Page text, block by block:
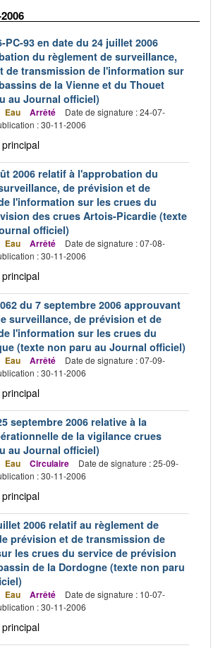
PC-93 en date du 24 juillet 2006
du règlement de surveillance,
de transmission de l'information sur
de la Vienne et du Thouet
au Journal officiel)
Eau Arrêté
Date de signature : 24-07-
: 30-11-2006
2006 relatif à l'approbation du
de prévision et de
l'information sur les crues du
des crues Artois-Picardie (texte
officiel)
Eau Arrêté
Date de signature : 07-08-
: 30-11-2006
du 7 septembre 2006 approuvant
surveillance, de prévision et de
l'information sur les crues du
(texte non paru au Journal officiel)
Eau Arrêté
Date de signature : 07-09-
: 30-11-2006
septembre 2006 relative à la
de la vigilance crues
au Journal officiel)
Eau Circulaire
Date de signature : 25-09-
: 30-11-2006
2006 relatif au règlement de
prévision et de transmission de
les crues du service de prévision
de la Dordogne (texte non paru
Eau Arrêté
Date de signature : 10-07-
: 30-11-2006